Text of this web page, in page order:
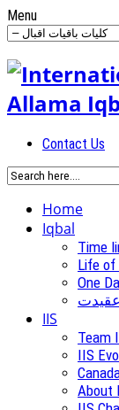
Menu
Contact Us
Home
Iqbal
Time
Life of
One
IIS
Team
IIS
About